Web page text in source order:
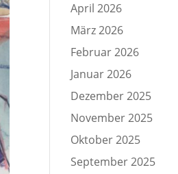
April 2026
März 2026
Februar 2026
Januar 2026
Dezember 2025
November 2025
Oktober 2025
September 2025